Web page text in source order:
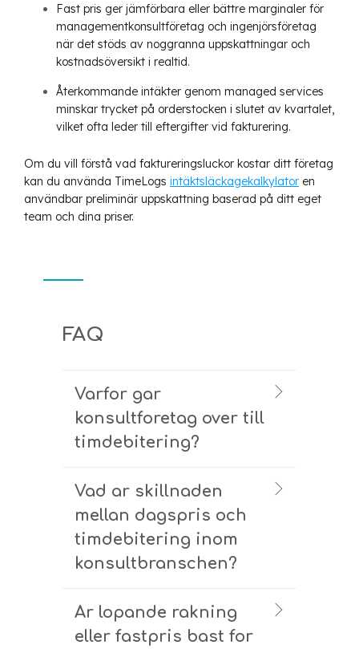
Fast pris ger jämförbara eller bättre marginaler för
managementkonsultföretag och ingenjörsföretag
när det stöds av noggranna uppskattningar och
kostnadsöversikt i realtid.
Återkommande intäkter genom managed services
minskar trycket på orderstocken i slutet av kvartalet,
vilket ofta leder till eftergifter vid fakturering.
Om du vill förstå vad faktureringsluckor kostar ditt företag
kan du använda TimeLogs intäktsläckagekalkylator en
användbar preliminär uppskattning baserad på ditt eget
team och dina priser.
FAQ
Varfor gar
konsultforetag over till
timdebitering?
Vad ar skillnaden
mellan dagspris och
timdebitering inom
konsultbranschen?
Ar lopande rakning
eller fastpris bast for